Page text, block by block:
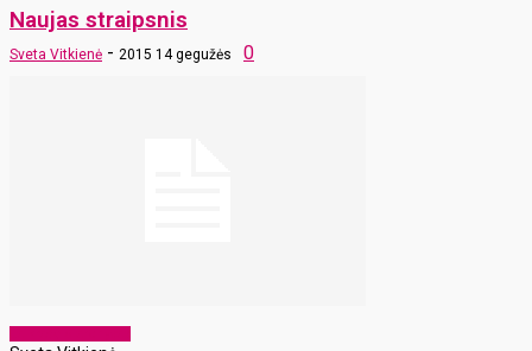
Naujas straipsnis
Sveta Vitkienė - 2015 14 gegužės 0